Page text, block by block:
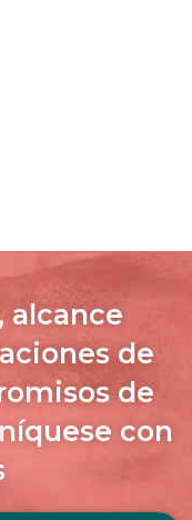
alcance
de
de
con